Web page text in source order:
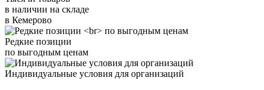
в наличии на складе
в Кемерово
Редкие позиции
по выгодным ценам
Индивидуальные условия для организаций